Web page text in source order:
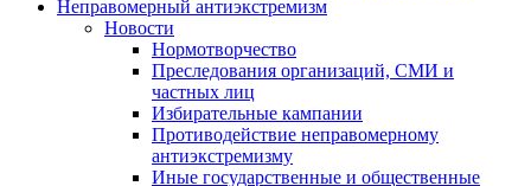
Неправомерный антиэкстремизм
Новости
Нормотворчество
Преследования организаций, СМИ и
частных лиц
Избирательные кампании
Противодействие неправомерному
антиэкстремизму
Иные государственные и общественные